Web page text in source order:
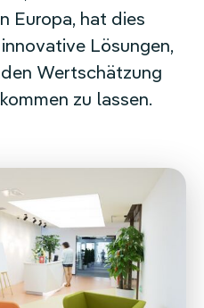
Europa, hat dies
Lösungen,
Wertschätzung
zu lassen.